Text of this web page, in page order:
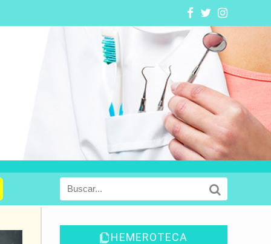
HEMEROTECA